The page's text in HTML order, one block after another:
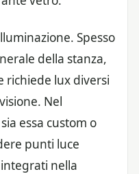
Spesso
della stanza,
richiede lux diversi
Nel
essa custom o
punti luce
nella